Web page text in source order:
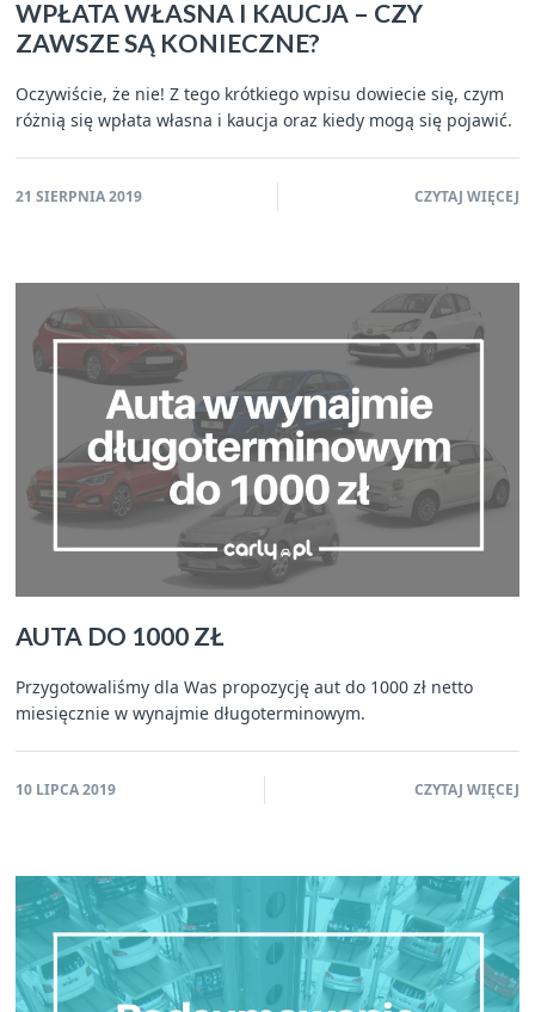
WPŁATA WŁASNA I KAUCJA – CZY
ZAWSZE SĄ KONIECZNE?
Oczywiście, że nie! Z tego krótkiego wpisu dowiecie się, czym
różnią się wpłata własna i kaucja oraz kiedy mogą się pojawić.
21 SIERPNIA 2019 CZYTAJ WIĘCEJ
AUTA DO 1000 ZŁ
Przygotowaliśmy dla Was propozycję aut do 1000 zł netto
miesięcznie w wynajmie długoterminowym.
10 LIPCA 2019 CZYTAJ WIĘCEJ